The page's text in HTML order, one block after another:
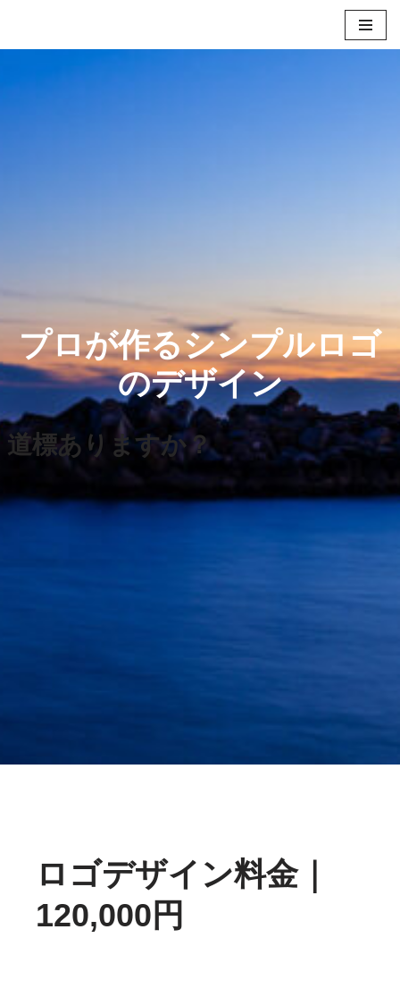
コ
プロが作るシンプルロゴ
のデザイン
道標ありますか？
ロゴデザイン料金｜
120,000円